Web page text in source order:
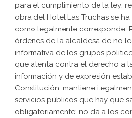
para el cumplimiento de la ley:
obra del Hotel Las Truchas se
como legalmente corresponde;
órdenes de la alcaldesa de no
informativa de los grupos
que atenta contra el derecho a
información y de expresión
Constitución; mantiene
servicios públicos que hay que
obligatoriamente; no da a los